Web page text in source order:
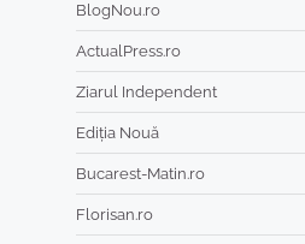
BlogNou.ro
ActualPress.ro
Ziarul Independent
Ediția Nouă
Bucarest-Matin.ro
Florisan.ro